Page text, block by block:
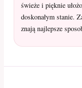
świeże i pięknie
doskonałym stanie.
znają najlepsze